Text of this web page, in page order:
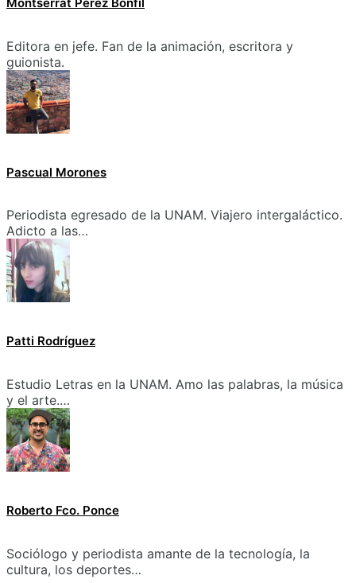
Editora en jefe. Fan de la animación, escritora y
guionista.
Pascual Morones
Periodista egresado de la UNAM. Viajero intergaláctico.
Adicto a las…
Patti Rodríguez
Estudio Letras en la UNAM. Amo las palabras, la música
y el arte.…
Roberto Fco. Ponce
Sociólogo y periodista amante de la tecnología, la
cultura, los deportes…